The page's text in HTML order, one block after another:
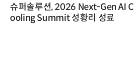
슈퍼솔루션, 2026 Next-Gen AI C
ooling Summit 성황리 성료